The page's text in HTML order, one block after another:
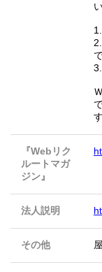
『Webリク
ルートマガ
ジン』
法人説明
その他